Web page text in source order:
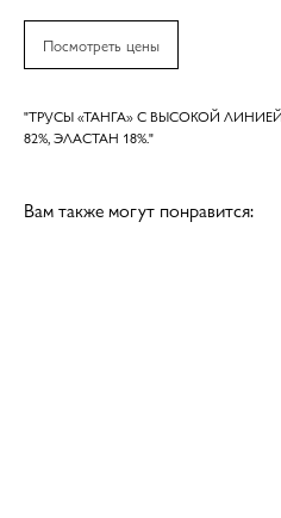
Посмотреть цены
"ТРУСЫ «ТАНГА» С ВЫСОКОЙ
82%, ЭЛАСТАН 18%."
Вам также могут понравится: